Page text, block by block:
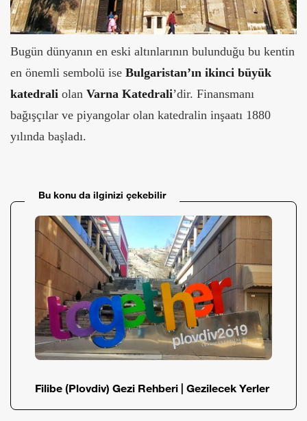
Bugün dünyanın en eski altınlarının bulunduğu bu kentin
en önemli sembolü ise Bulgaristan’ın ikinci büyük
katedrali olan Varna Katedrali’dir. Finansmanı
bağışçılar ve piyangolar olan katedralin inşaatı 1880
yılında başladı.
Bu konu da ilginizi çekebilir
Filibe (Plovdiv) Gezi Rehberi | Gezilecek Yerler